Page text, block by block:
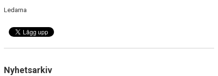
Ledarna
Nyhetsarkiv